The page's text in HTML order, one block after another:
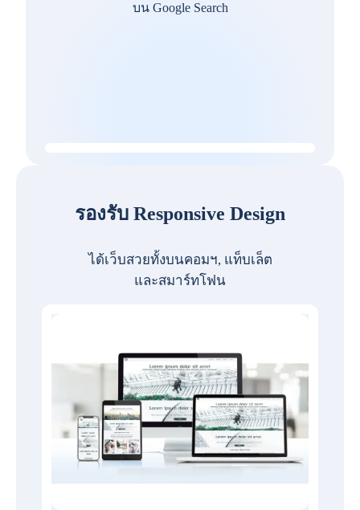
บน Google Search
รองรับ Responsive Design
ได้เว็บสวยทั้งบนคอมฯ, แท็บเล็ต
และสมาร์ทโฟน